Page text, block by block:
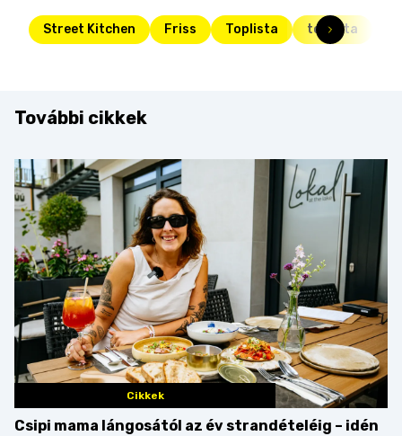
Street Kitchen Friss Toplista toplista
További cikkek
Cikkek
Csipi mama lángosától az év strandételéig – idén